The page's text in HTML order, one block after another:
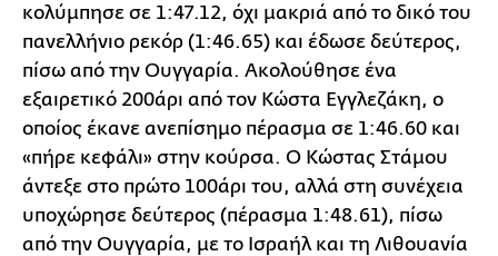
κολύμπησε σε 1:47.12, όχι μακριά από το δικό του
πανελλήνιο ρεκόρ (1:46.65) και έδωσε δεύτερος,
πίσω από την Ουγγαρία. Ακολούθησε ένα
εξαιρετικό 200άρι από τον Κώστα Εγγλεζάκη, ο
οποίος έκανε ανεπίσημο πέρασμα σε 1:46.60 και
«πήρε κεφάλι» στην κούρσα. Ο Κώστας Στάμου
άντεξε στο πρώτο 100άρι του, αλλά στη συνέχεια
υποχώρησε δεύτερος (πέρασμα 1:48.61), πίσω
από την Ουγγαρία, με το Ισραήλ και τη Λιθουανία